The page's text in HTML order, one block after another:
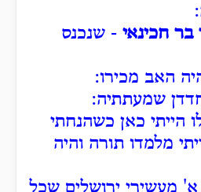
חכינאי - שנכנס
האב מכירו:
שמעתתיה:
הייתי כאן כשהנחתי
מלמדו תורה והיה
מעשירי ירושלים שכל